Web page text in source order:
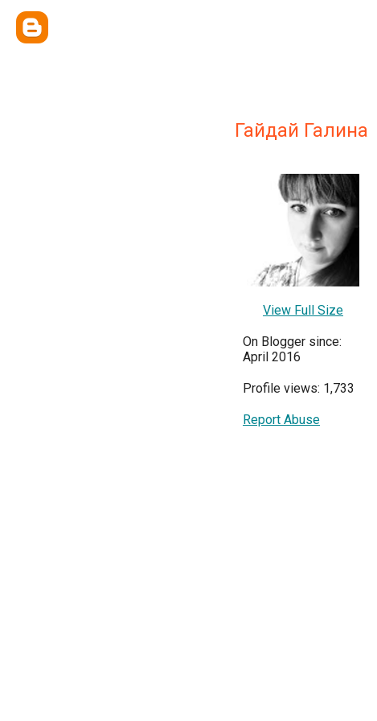
Гайдай Галина
View Full Size
On Blogger since:
April 2016
Profile views: 1,733
Report Abuse